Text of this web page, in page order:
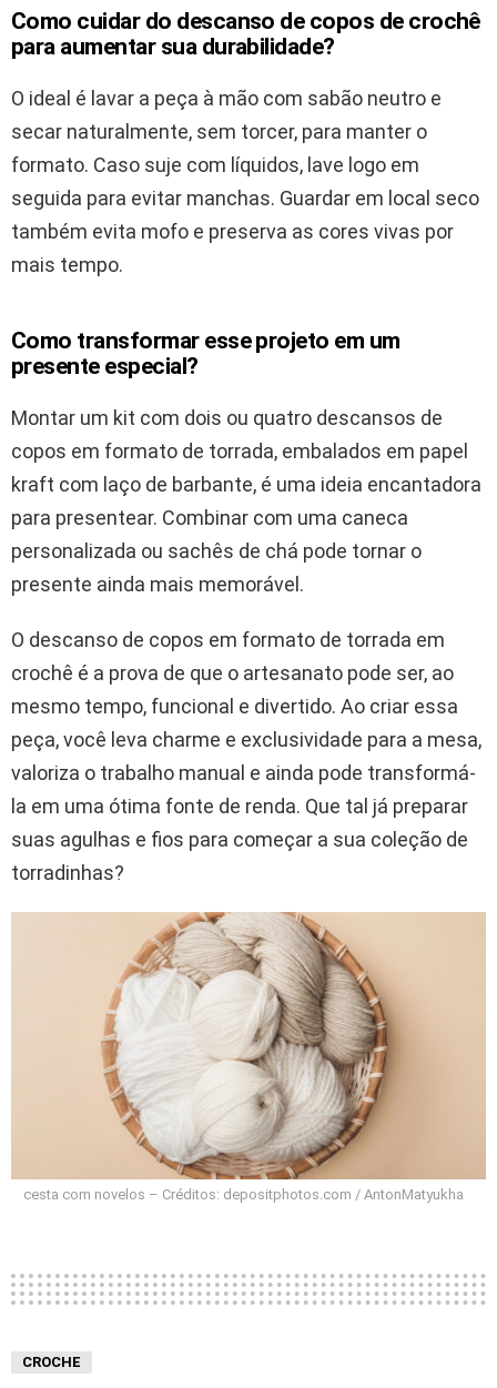
Como cuidar do descanso de copos de crochê
para aumentar sua durabilidade?
O ideal é lavar a peça à mão com sabão neutro e
secar naturalmente, sem torcer, para manter o
formato. Caso suje com líquidos, lave logo em
seguida para evitar manchas. Guardar em local seco
também evita mofo e preserva as cores vivas por
mais tempo.
Como transformar esse projeto em um
presente especial?
Montar um kit com dois ou quatro descansos de
copos em formato de torrada, embalados em papel
kraft com laço de barbante, é uma ideia encantadora
para presentear. Combinar com uma caneca
personalizada ou sachês de chá pode tornar o
presente ainda mais memorável.
O descanso de copos em formato de torrada em
crochê é a prova de que o artesanato pode ser, ao
mesmo tempo, funcional e divertido. Ao criar essa
peça, você leva charme e exclusividade para a mesa,
valoriza o trabalho manual e ainda pode transformá-
la em uma ótima fonte de renda. Que tal já preparar
suas agulhas e fios para começar a sua coleção de
torradinhas?
cesta com novelos – Créditos: depositphotos.com / AntonMatyukha
CROCHE